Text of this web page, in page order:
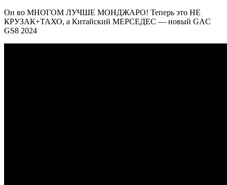
Он во МНОГОМ ЛУЧШЕ МОНДЖАРО! Теперь это НЕ
КРУЗАК+ТАХО, а Китайский МЕРСЕДЕС — новый GAC
GS8 2024